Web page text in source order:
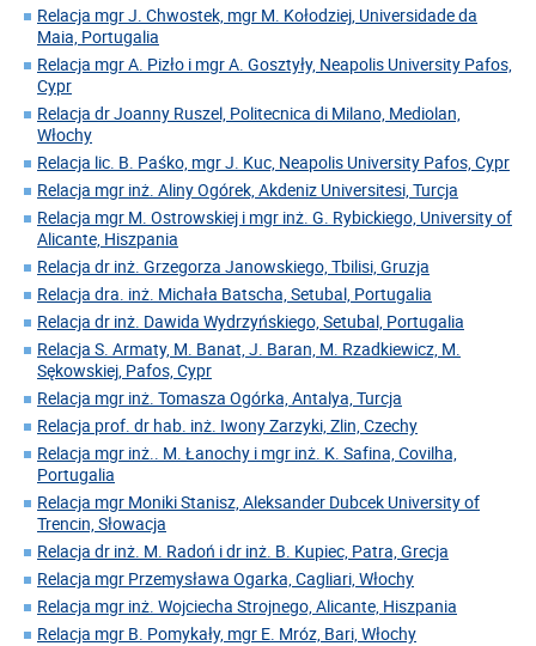
Relacja mgr J. Chwostek, mgr M. Kołodziej, Universidade da
Maia, Portugalia
Relacja mgr A. Pizło i mgr A. Gosztyły, Neapolis University Pafos,
Cypr
Relacja dr Joanny Ruszel, Politecnica di Milano, Mediolan,
Włochy
Relacja lic. B. Paśko, mgr J. Kuc, Neapolis University Pafos, Cypr
Relacja mgr inż. Aliny Ogórek, Akdeniz Universitesi, Turcja
Relacja mgr M. Ostrowskiej i mgr inż. G. Rybickiego, University of
Alicante, Hiszpania
Relacja dr inż. Grzegorza Janowskiego, Tbilisi, Gruzja
Relacja dra. inż. Michała Batscha, Setubal, Portugalia
Relacja dr inż. Dawida Wydrzyńskiego, Setubal, Portugalia
Relacja S. Armaty, M. Banat, J. Baran, M. Rzadkiewicz, M.
Sękowskiej, Pafos, Cypr
Relacja mgr inż. Tomasza Ogórka, Antalya, Turcja
Relacja prof. dr hab. inż. Iwony Zarzyki, Zlin, Czechy
Relacja mgr inż.. M. Łanochy i mgr inż. K. Safina, Covilha,
Portugalia
Relacja mgr Moniki Stanisz, Aleksander Dubcek University of
Trencin, Słowacja
Relacja dr inż. M. Radoń i dr inż. B. Kupiec, Patra, Grecja
Relacja mgr Przemysława Ogarka, Cagliari, Włochy
Relacja mgr inż. Wojciecha Strojnego, Alicante, Hiszpania
Relacja mgr B. Pomykały, mgr E. Mróz, Bari, Włochy